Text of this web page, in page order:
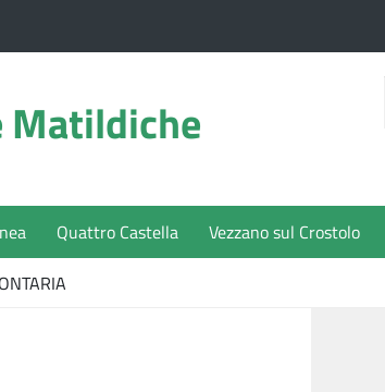
Matildiche
Quattro Castella Vezzano sul Crostolo